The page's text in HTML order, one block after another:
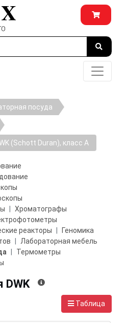
посуда
(Schott Duran), класс А
Хроматографы
реакторы
Геномика
Лабораторная мебель
Термометры
DWK
Таблица